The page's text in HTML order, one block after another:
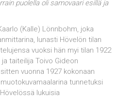
puolella oli samovaari esillä ja
(Kalle) Lönnbohm, joka
lunasti Hövelön tilan
vuoksi hän myi tilan 1922
taiteilija Toivo Gideon
vuonna 1927 kokonaan
tunnetuksi
lukuisia